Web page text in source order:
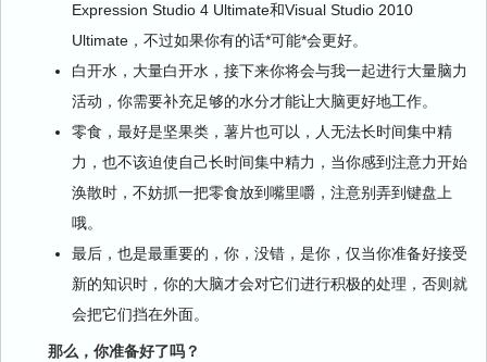
Expression Studio 4 Ultimate和Visual Studio 2010
Ultimate，不过如果你有的话*可能*会更好。
白开水，大量白开水，接下来你将会与我一起进行大量脑力
活动，你需要补充足够的水分才能让大脑更好地工作。
零食，最好是坚果类，薯片也可以，人无法长时间集中精
力，也不该迫使自己长时间集中精力，当你感到注意力开始
涣散时，不妨抓一把零食放到嘴里嚼，注意别弄到键盘上
哦。
最后，也是最重要的，你，没错，是你，仅当你准备好接受
新的知识时，你的大脑才会对它们进行积极的处理，否则就
会把它们挡在外面。
那么，你准备好了吗？